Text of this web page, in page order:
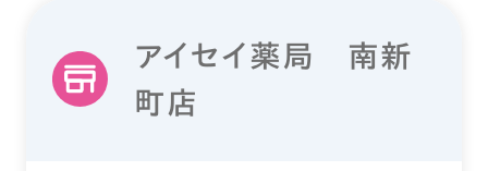
アイセイ薬局 南新
町店